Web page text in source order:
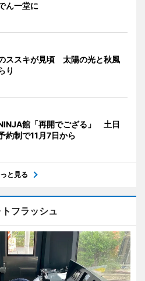
ん一堂に
ススキが見頃 太陽の光と秋風
り
館「再開でござる」 土日
約制で11月7日から
と見る
フラッシュ